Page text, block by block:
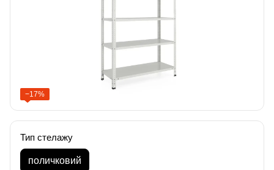
−17%
Тип стелажу
поличковий